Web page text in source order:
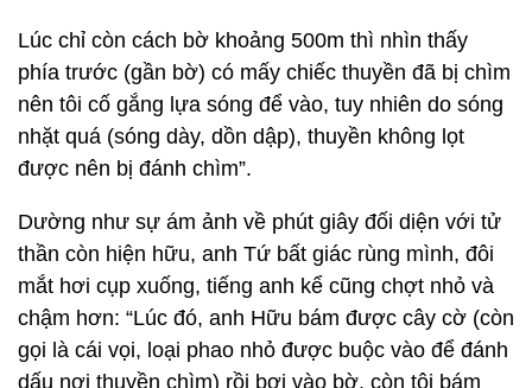
Lúc chỉ còn cách bờ khoảng 500m thì nhìn thấy
phía trước (gần bờ) có mấy chiếc thuyền đã bị chìm
nên tôi cố gắng lựa sóng để vào, tuy nhiên do sóng
nhặt quá (sóng dày, dồn dập), thuyền không lọt
được nên bị đánh chìm”.
Dường như sự ám ảnh về phút giây đối diện với tử
thần còn hiện hữu, anh Tứ bất giác rùng mình, đôi
mắt hơi cụp xuống, tiếng anh kể cũng chợt nhỏ và
chậm hơn: “Lúc đó, anh Hữu bám được cây cờ (còn
gọi là cái vọi, loại phao nhỏ được buộc vào để đánh
dấu nơi thuyền chìm) rồi bơi vào bờ, còn tôi bám